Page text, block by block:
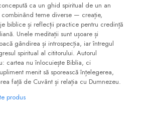
Povestirica un ghid spiritual de un an
combinând teme diverse — creație,
biblice și reflecții practice pentru credință
Unele meditații sunt ușoare și
gândirea și introspecția, iar întregul
spiritual al cititorului. Autorul
cartea nu înlocuiește Biblia, ci
menit să sporească înțelegerea,
față de Cuvânt și relația cu Dumnezeu.
produs